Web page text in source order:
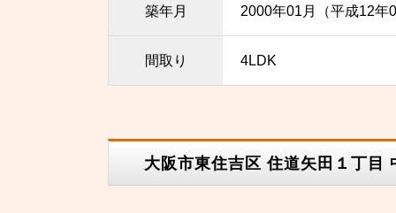
築年月 2000年01月（平成12年
間取り 4LDK
大阪市東住吉区 住道矢田１丁目